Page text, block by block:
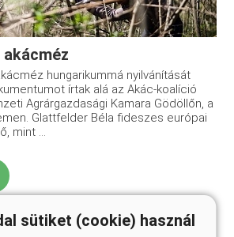
akácméz
hungarikummá nyilvánítását
írtak alá az Akác-koalíció
Agrárgazdasági Kamara Gödöllőn, a
Glattfelder Béla fideszes európai
mint ...
sütiket (cookie) használ